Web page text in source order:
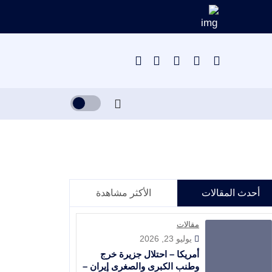
أحدث المقالات الأكثر مشاهدة
مقالات
يوليو 23, 2026
أمريكا – احتلال جزيرة خرج
وطنب الكبرى والصغرى إيران –